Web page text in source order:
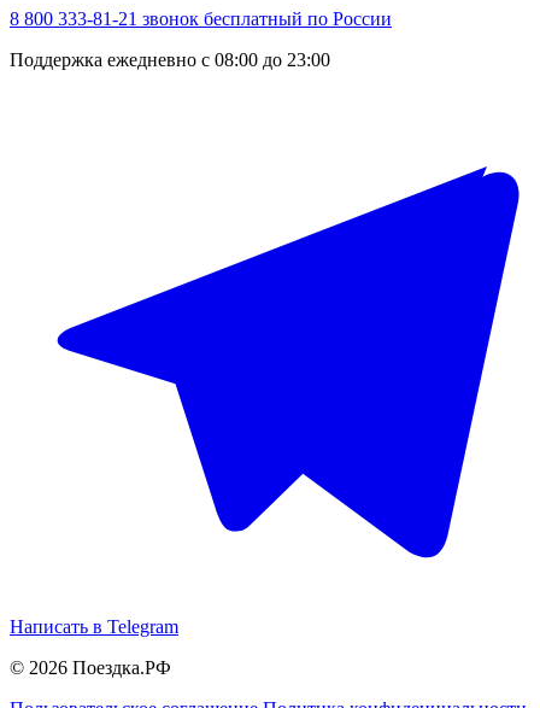
8 800 333-81-21 звонок бесплатный по России
Поддержка ежедневно с 08:00 до 23:00
Написать в Telegram
© 2026 Поездка.РФ